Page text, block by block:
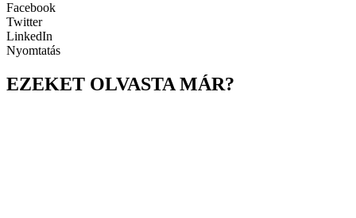
Facebook
Twitter
LinkedIn
Nyomtatás
EZEKET OLVASTA MÁR?